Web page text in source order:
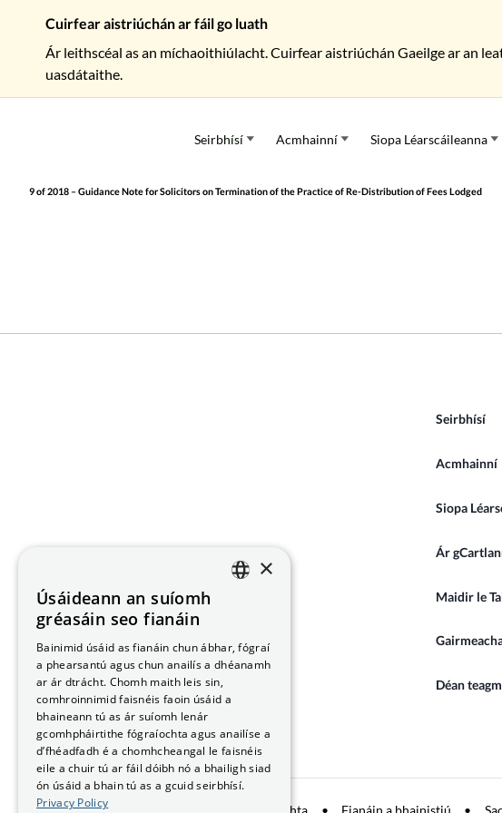
Seirbhísí Acmhainní Siopa Léarscáileanna
9 of 2018 – Guidance Note for Solicitors on Termination of the Practice of Re-Distribution of Fees Lodged
Seirbhísí
Acmhainní
Siopa
Ár
Maidir le
Déan
Cuirfear aistriúchán ar fáil go luath
Ár leithscéal as an míchaoithiúlacht. Cuirfear aistriúchán Gaeilge ar an
uasdátaithe.
×
Úsáideann an suíomh
gréasáin seo fianáin
Bainimid úsáid as fianáin chun ábhar, fógraí
a phearsantú agus chun anailís a dhéanamh
ar ár dtrácht. Chomh maith leis sin,
comhroinnimid faisnéis faoin úsáid a
bhaineann tú as ár suíomh lenár
gcomhpháirtithe fógraíochta agus anailíse a
d’fhéadfadh é a chomhcheangal le faisnéis
eile a chuir tú ar fáil dóibh nó a bhailigh siad
ón úsáid a bhain tú as a gcuid seirbhísí.
Privacy Policy